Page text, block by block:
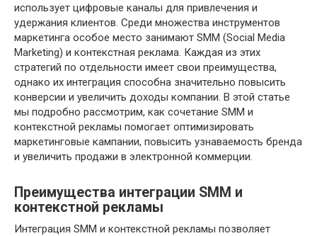
использует цифровые каналы для привлечения и
удержания клиентов. Среди множества инструментов
маркетинга особое место занимают SMM (Social Media
Marketing) и контекстная реклама. Каждая из этих
стратегий по отдельности имеет свои преимущества,
однако их интеграция способна значительно повысить
конверсии и увеличить доходы компании. В этой статье
мы подробно рассмотрим, как сочетание SMM и
контекстной рекламы помогает оптимизировать
маркетинговые кампании, повысить узнаваемость бренда
и увеличить продажи в электронной коммерции.
Преимущества интеграции SMM и
контекстной рекламы
Интеграция SMM и контекстной рекламы позволяет